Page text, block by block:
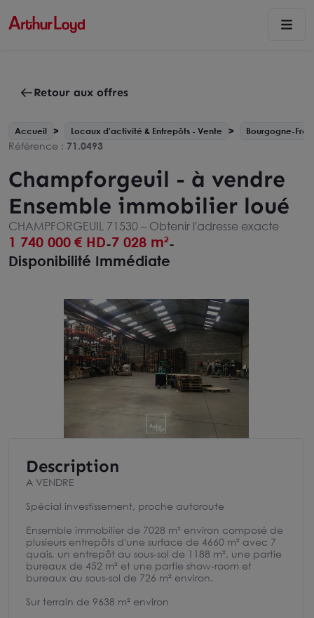
Retour aux offres
Accueil Locaux d'activité & Entrepôts - Vente Bourgogne-
Référence : 71.0493
Champforgeuil - à vendre
Ensemble immobilier loué
CHAMPFORGEUIL 71530 – Obtenir l'adresse exacte
1 740 000 € HD-7 028 m²-
Disponibilité Immédiate
Description
A VENDRE
Spécial investissement, proche autoroute
Ensemble immobilier de 7028 m² environ composé de
plusieurs entrepôts d'une surface de 4660 m² avec 7
quais, un entrepôt au sous-sol de 1188 m², une partie
bureaux de 452 m² et une partie show-room et
bureaux au sous-sol de 726 m² environ.
Sur terrain de 9638 m² environ